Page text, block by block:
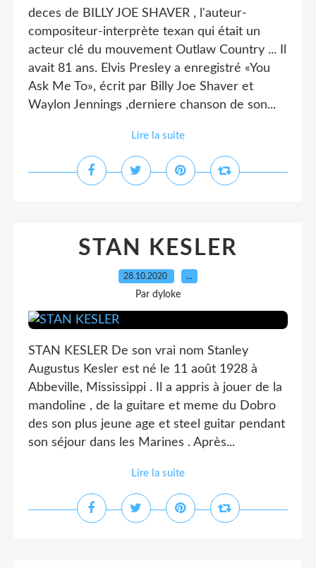
deces de BILLY JOE SHAVER , l'auteur-
compositeur-interprète texan qui était un
acteur clé du mouvement Outlaw Country ... Il
avait 81 ans. Elvis Presley a enregistré «You
Ask Me To», écrit par Billy Joe Shaver et
Waylon Jennings ,derniere chanson de son...
Lire la suite
STAN KESLER
28.10.2020 …
Par dyloke
STAN KESLER De son vrai nom Stanley
Augustus Kesler est né le 11 août 1928 à
Abbeville, Mississippi . Il a appris à jouer de la
mandoline , de la guitare et meme du Dobro
des son plus jeune age et steel guitar pendant
son séjour dans les Marines . Après...
Lire la suite